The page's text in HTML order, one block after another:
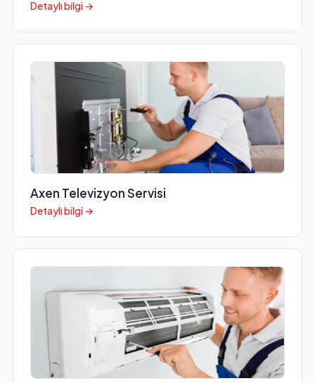
Detaylı bilgi →
Axen Televizyon Servisi
Detaylı bilgi →